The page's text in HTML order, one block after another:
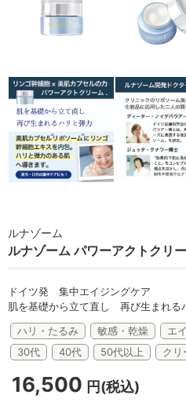
E.E
ヘアラ
マーヴェ
太古の
スカイズ
野の花グ
スキンケア
オンラインレッ
Lifest.(ライフ
ルナゾーム
ルナゾーム パワーアクトクリ
ドイツ発 集中エイジングケア
肌を基礎から立て直し 再び生まれる
ハリ・たるみ
敏感・乾燥 エ
30代
40代 50代以上 クリ
16,500 円(税込)